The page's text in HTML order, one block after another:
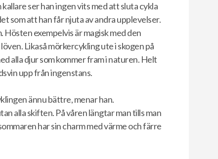
ser han ingen vits med att sluta cykla
som att han får njuta av andra upplevelser.
Hösten exempelvis är magisk med den
Likaså mörkercykling ute i skogen på
alla djur som kommer fram i naturen. Helt
upp från ingenstans.
ännu bättre, menar han.
alla skiften. På våren längtar man tills man
har sin charm med värme och färre